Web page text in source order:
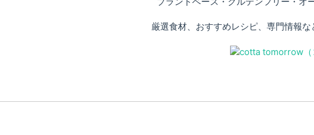
厳選食材、おすすめレシピ、専門情報